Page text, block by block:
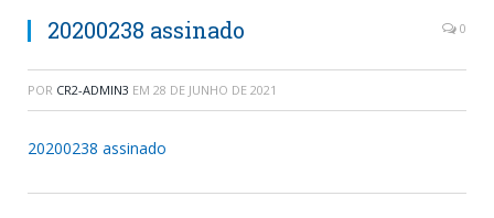
20200238 assinado 0
POR CR2-ADMIN3 EM 28 DE JUNHO DE 2021
20200238 assinado